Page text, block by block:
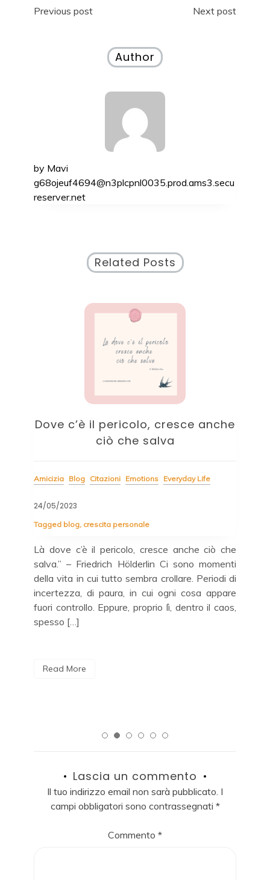
Navigazione
Previous post Next post
Author
by Mavi
g68ojeuf4694@n3plcpnl0035.prod.ams3.secu
reserver.net
Related Posts
Dove c’è il pericolo, cresce anche
ciò che salva
Amicizia Blog Citazioni Emotions Everyday Life
24/05/2023
Tagged blog, crescita personale
Là dove c’è il pericolo, cresce anche ciò che
salva.” – Friedrich Hölderlin Ci sono momenti
della vita in cui tutto sembra crollare. Periodi di
incertezza, di paura, in cui ogni cosa appare
fuori controllo. Eppure, proprio lì, dentro il caos,
spesso […]
Read More
Lascia un commento
Il tuo indirizzo email non sarà pubblicato. I
campi obbligatori sono contrassegnati *
Commento *